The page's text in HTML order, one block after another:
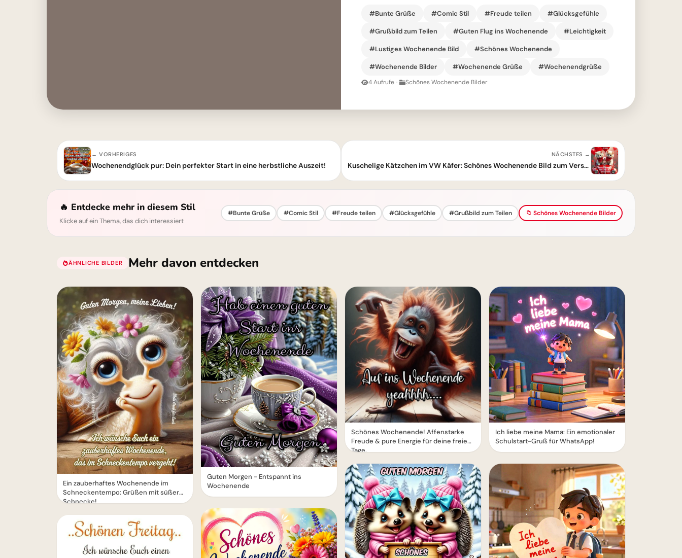
#Bunte Grüße #Comic Stil #Freude teilen #Glücksgefühle
#Grußbild zum Teilen #Guten Flug ins Wochenende #Leichtigkeit
#Lustiges Wochenende Bild #Schönes Wochenende
#Wochenende Bilder #Wochenende Grüße #Wochenendgrüße
4 Aufrufe · Schönes Wochenende Bilder
← VORHERIGES
Wochenendglück pur: Dein perfekter Start in eine herbstliche Auszeit!
NÄCHSTES →
Kuschelige Kätzchen im VW Käfer: Schönes Wochenende Bild zum Verschicken!
🔥 Entdecke mehr in diesem Stil
Klicke auf ein Thema, das dich interessiert
#Bunte Grüße #Comic Stil #Freude teilen #Glücksgefühle #Grußbild zum Teilen 📁 Schönes Wochenende Bilder
ÄHNLICHE BILDER Mehr davon entdecken
Ein zauberhaftes Wochenende im
Schneckentempo: Grüßen mit süßer
Schnecke!
Guten Morgen - Entspannt ins
Wochenende
Schönes Wochenende! Affenstarke
Freude & pure Energie für deine freien
Tage.
Ich liebe meine Mama: Ein emotionaler
Schulstart-Gruß für WhatsApp!